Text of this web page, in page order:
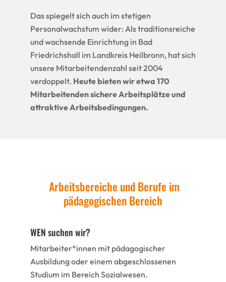
Das spiegelt sich auch im stetigen
Personalwachstum wider: Als traditionsreiche
und wachsende Einrichtung in Bad
Friedrichshall im Landkreis Heilbronn, hat sich
unsere Mitarbeitendenzahl seit 2004
verdoppelt. Heute bieten wir etwa 170
Mitarbeitenden sichere Arbeitsplätze und
attraktive Arbeitsbedingungen.
Arbeitsbereiche und Berufe im
pädagogischen Bereich
WEN suchen wir?
Mitarbeiter*innen mit pädagogischer
Ausbildung oder einem abgeschlossenen
Studium im Bereich Sozialwesen.